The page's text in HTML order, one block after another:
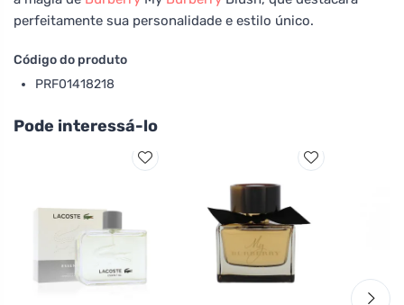
perfeitamente sua personalidade e estilo único.
Código do produto
PRF01418218
Pode interessá-lo